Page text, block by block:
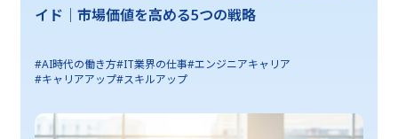
イド｜市場価値を高める5つの戦略
#AI時代の働き方#IT業界の仕事#エンジニアキャリア
#キャリアアップ#スキルアップ